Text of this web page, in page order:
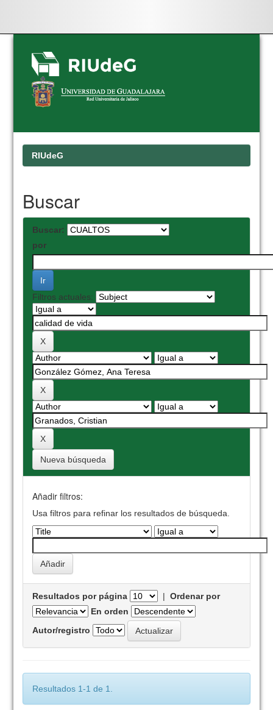
Skip
navigation
RIUdeG
Buscar
Buscar:
por
Filtros actuales:
Nueva búsqueda
Añadir filtros:
Usa filtros para refinar los resultados de búsqueda.
Resultados por página |Ordenar por
En orden
Autor/registro
Resultados 1-1 de 1.